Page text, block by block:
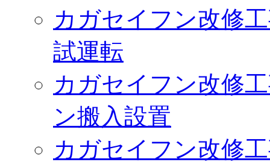
カガセイフン改修
試運転
カガセイフン改修
ン搬入設置
カガセイフン改修